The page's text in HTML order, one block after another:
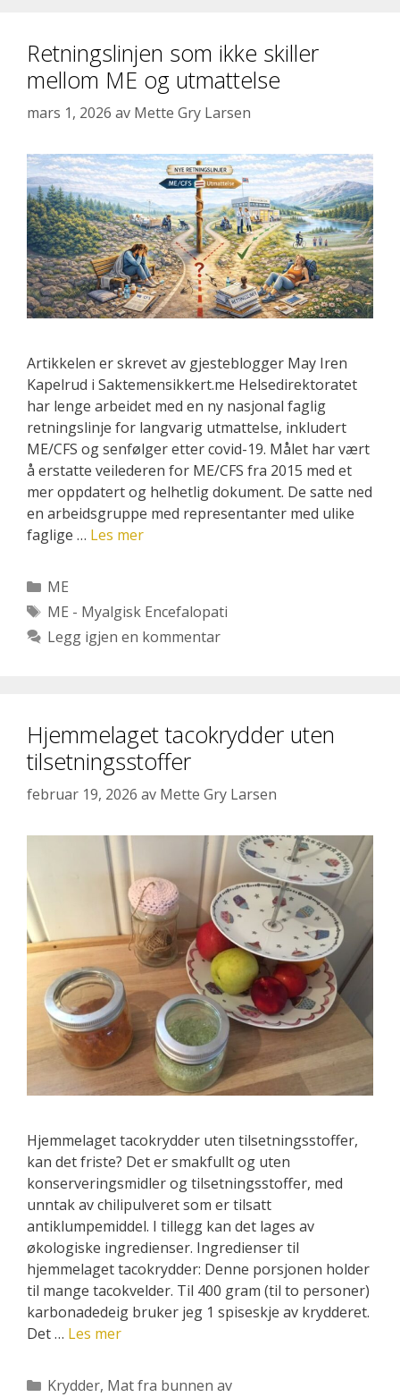
Retningslinjen som ikke skiller
mellom ME og utmattelse
mars 1, 2026 av Mette Gry Larsen
Artikkelen er skrevet av gjesteblogger May Iren
Kapelrud i Saktemensikkert.me Helsedirektoratet
har lenge arbeidet med en ny nasjonal faglig
retningslinje for langvarig utmattelse, inkludert
ME/CFS og senfølger etter covid-19. Målet har vært
å erstatte veilederen for ME/CFS fra 2015 med et
mer oppdatert og helhetlig dokument. De satte ned
en arbeidsgruppe med representanter med ulike
faglige … Les mer
Kategorier
ME
Stikkord
ME - Myalgisk Encefalopati
Legg igjen en kommentar
Hjemmelaget tacokrydder uten
tilsetningsstoffer
februar 19, 2026 av Mette Gry Larsen
Hjemmelaget tacokrydder uten tilsetningsstoffer,
kan det friste? Det er smakfullt og uten
konserveringsmidler og tilsetningsstoffer, med
unntak av chilipulveret som er tilsatt
antiklumpemiddel. I tillegg kan det lages av
økologiske ingredienser. Ingredienser til
hjemmelaget tacokrydder: Denne porsjonen holder
til mange tacokvelder. Til 400 gram (til to personer)
karbonadedeig bruker jeg 1 spiseskje av krydderet.
Det … Les mer
Kategorier
Krydder, Mat fra bunnen av